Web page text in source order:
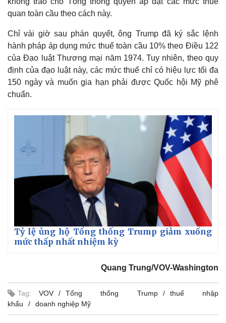
Thế giới
Quan sát
Cuộc sống đó đây
Hồ sơ
Multimedia
Video
Ảnh
E-Magazine
Infographic
quan toàn cầu theo cách này.
Chỉ vài giờ sau phán quyết, ông Trump đã ký sắc lệnh
hành pháp áp dụng mức thuế toàn cầu 10% theo Điều 122
của Đạo luật Thương mại năm 1974. Tuy nhiên, theo quy
định của đạo luật này, các mức thuế chỉ có hiệu lực tối đa
150 ngày và muốn gia hạn phải được Quốc hội Mỹ phê
chuẩn.
Tỷ lệ ủng hộ Tổng thống Trump giảm xuống
mức thấp nhất nhiệm kỳ
Quang Trung/VOV-Washington
Tag: VOV Tổng thống Trump
thuế nhập
khẩu
doanh nghiệp Mỹ